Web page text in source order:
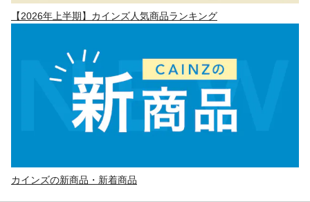
【2026年上半期】カインズ人気商品ランキング
カインズの新商品・新着商品